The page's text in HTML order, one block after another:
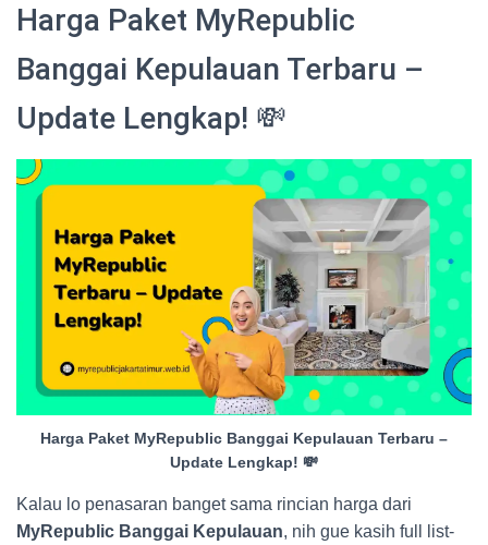
Harga Paket MyRepublic
Banggai Kepulauan Terbaru –
Update Lengkap! 💸
Harga Paket MyRepublic Banggai Kepulauan Terbaru –
Update Lengkap! 💸
Kalau lo penasaran banget sama rincian harga dari
MyRepublic Banggai Kepulauan, nih gue kasih full list-